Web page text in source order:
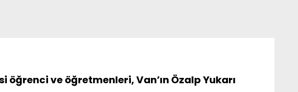
ve öğretmenleri, Van’ın Özalp Yukarı